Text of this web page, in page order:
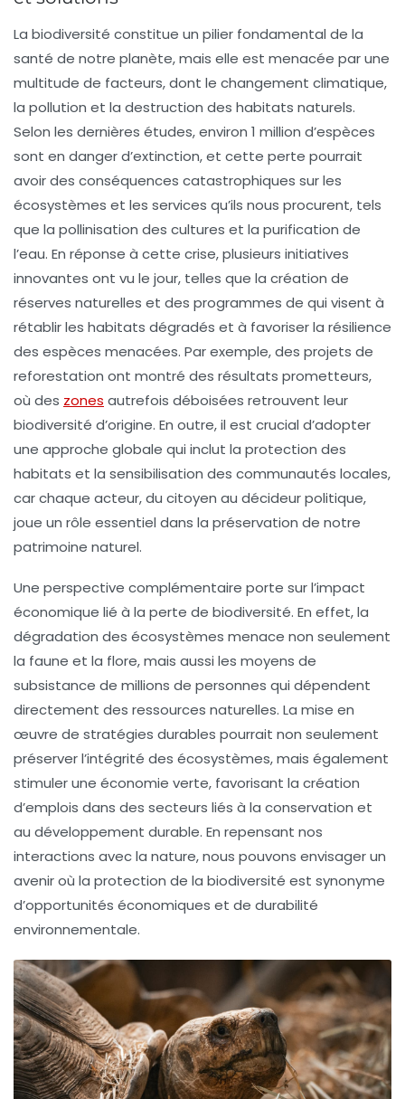
La biodiversité constitue un pilier fondamental de la
santé de notre planète, mais elle est menacée par une
multitude de facteurs, dont le changement climatique,
la pollution et la destruction des habitats naturels.
Selon les dernières études, environ 1 million d’espèces
sont en danger d’extinction, et cette perte pourrait
avoir des conséquences catastrophiques sur les
écosystèmes et les services qu’ils nous procurent, tels
que la pollinisation des cultures et la purification de
l’eau. En réponse à cette crise, plusieurs initiatives
innovantes ont vu le jour, telles que la création de
réserves naturelles et des programmes de qui visent à
rétablir les habitats dégradés et à favoriser la résilience
des espèces menacées. Par exemple, des projets de
reforestation ont montré des résultats prometteurs,
où des zones autrefois déboisées retrouvent leur
biodiversité d’origine. En outre, il est crucial d’adopter
une approche globale qui inclut la protection des
habitats et la sensibilisation des communautés locales,
car chaque acteur, du citoyen au décideur politique,
joue un rôle essentiel dans la préservation de notre
patrimoine naturel.
Une perspective complémentaire porte sur l’impact
économique lié à la perte de biodiversité. En effet, la
dégradation des écosystèmes menace non seulement
la faune et la flore, mais aussi les moyens de
subsistance de millions de personnes qui dépendent
directement des ressources naturelles. La mise en
œuvre de stratégies durables pourrait non seulement
préserver l’intégrité des écosystèmes, mais également
stimuler une économie verte, favorisant la création
d’emplois dans des secteurs liés à la conservation et
au développement durable. En repensant nos
interactions avec la nature, nous pouvons envisager un
avenir où la protection de la biodiversité est synonyme
d’opportunités économiques et de durabilité
environnementale.